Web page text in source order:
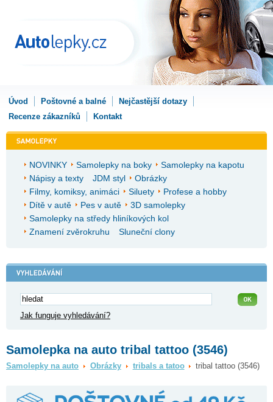
Úvod Poštovné a balné
Nejčastější dotazy
Recenze zákazníků
Kontakt
NOVINKY Samolepky na boky
Samolepky na kapotu
Nápisy a texty
JDM styl
Obrázky
Filmy, komiksy, animáci
Siluety
Profese a hobby
Dítě v autě
Pes v autě
3D samolepky
Samolepky na středy hliníkových kol
Znamení zvěrokruhu
Sluneční clony
Jak funguje vyhledávání?
Samolepka na auto tribal tattoo (3546)
Samolepky na auto Obrázky tribals a tatoo tribal tattoo (3546)